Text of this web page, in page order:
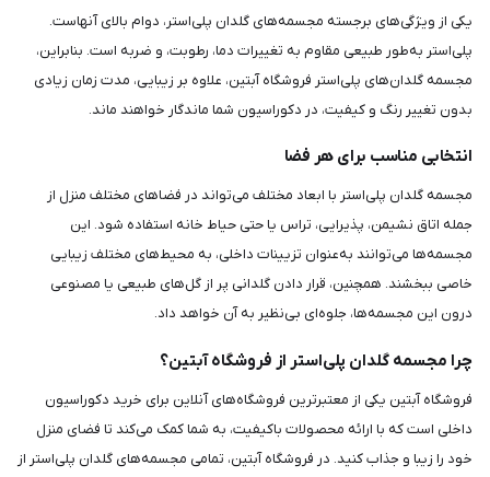
یکی از ویژگی‌های برجسته مجسمه‌های گلدان پلی‌استر، دوام بالای آنهاست.
پلی‌استر به‌طور طبیعی مقاوم به تغییرات دما، رطوبت، و ضربه است. بنابراین،
مجسمه گلدان‌های پلی‌استر فروشگاه آبتین، علاوه بر زیبایی، مدت زمان زیادی
بدون تغییر رنگ و کیفیت، در دکوراسیون شما ماندگار خواهند ماند.
انتخابی مناسب برای هر فضا
مجسمه گلدان پلی‌استر با ابعاد مختلف می‌تواند در فضاهای مختلف منزل از
جمله اتاق نشیمن، پذیرایی، تراس یا حتی حیاط خانه استفاده شود. این
مجسمه‌ها می‌توانند به‌عنوان تزیینات داخلی، به محیط‌های مختلف زیبایی
خاصی ببخشند. همچنین، قرار دادن گلدانی پر از گل‌های طبیعی یا مصنوعی
درون این مجسمه‌ها، جلوه‌ای بی‌نظیر به آن خواهد داد.
چرا مجسمه گلدان پلی‌استر از فروشگاه آبتین؟
فروشگاه آبتین یکی از معتبرترین فروشگاه‌های آنلاین برای خرید دکوراسیون
داخلی است که با ارائه محصولات باکیفیت، به شما کمک می‌کند تا فضای منزل
خود را زیبا و جذاب کنید. در فروشگاه آبتین، تمامی مجسمه‌های گلدان پلی‌استر از